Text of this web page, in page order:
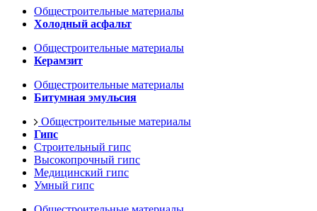
Общестроительные материалы
Холодный асфальт
Общестроительные материалы
Керамзит
Общестроительные материалы
Битумная эмульсия
Общестроительные материалы
Гипс
Строительный гипс
Высокопрочный гипс
Медицинский гипс
Умный гипс